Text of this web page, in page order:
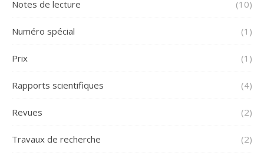
Notes de lecture (10)
Numéro spécial (1)
Prix (1)
Rapports scientifiques (4)
Revues (2)
Travaux de recherche (2)